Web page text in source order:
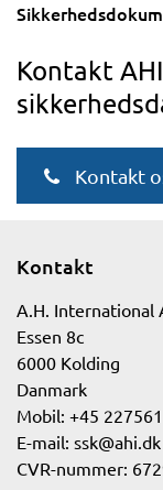
Kontakt
Kontakt
Kontakt
A.H. International
Essen 8c
6000 Kolding
Danmark
Mobil: +45
E-mail: ssk@ahi.dk
CVR-nummer: